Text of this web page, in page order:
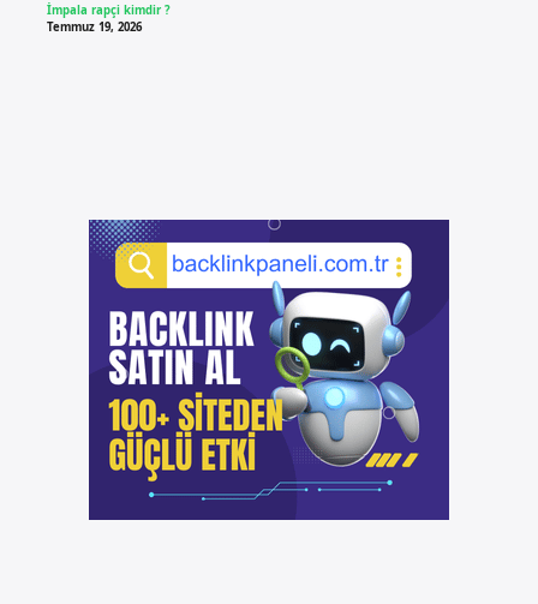
İmpala rapçi kimdir ?
Temmuz 19, 2026